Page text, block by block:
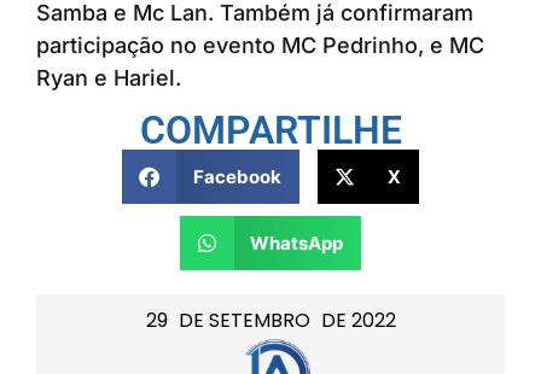
29 DE SETEMBRO DE 2022
Samba e Mc Lan. Também já confirmaram
participação no evento MC Pedrinho, e MC
Ryan e Hariel.
COMPARTILHE
Facebook X
WhatsApp